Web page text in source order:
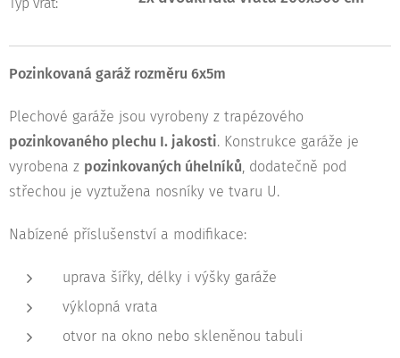
Typ vrat:
Pozinkovaná garáž rozměru 6x5m
Plechové garáže jsou vyrobeny z trapézového
pozinkovaného plechu I. jakosti. Konstrukce garáže je
vyrobena z pozinkovaných úhelníků, dodatečně pod
střechou je vyztužena nosníky ve tvaru U.
Nabízené příslušenství a modifikace:
uprava šířky, délky i výšky garáže
výklopná vrata
otvor na okno nebo skleněnou tabuli